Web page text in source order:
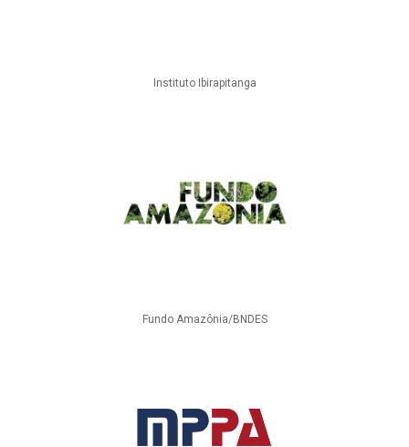
Instituto Ibirapitanga
Fundo Amazônia/BNDES